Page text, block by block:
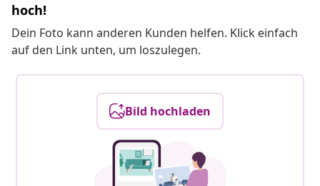
hoch!
Dein Foto kann anderen Kunden helfen. Klick einfach
auf den Link unten, um loszulegen.
Bild hochladen